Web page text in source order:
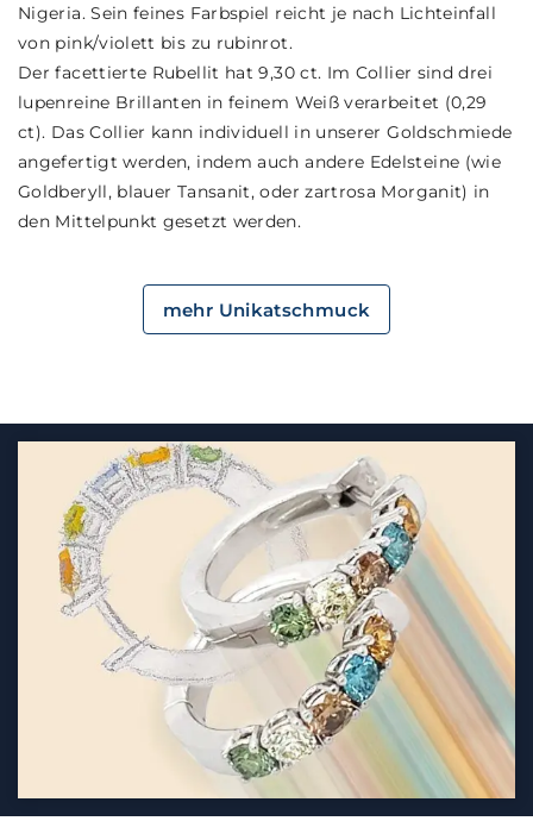
Nigeria. Sein feines Farbspiel reicht je nach Lichteinfall
von pink/violett bis zu rubinrot.
Der facettierte Rubellit hat 9,30 ct. Im Collier sind drei
lupenreine Brillanten in feinem Weiß verarbeitet (0,29
ct). Das Collier kann individuell in unserer Goldschmiede
angefertigt werden, indem auch andere Edelsteine (wie
Goldberyll, blauer Tansanit, oder zartrosa Morganit) in
den Mittelpunkt gesetzt werden.
mehr Unikatschmuck